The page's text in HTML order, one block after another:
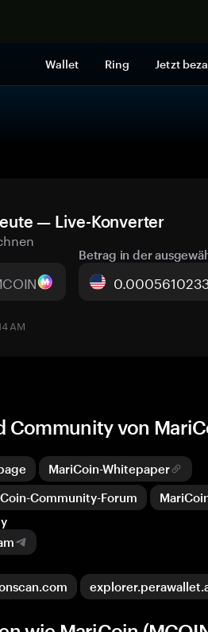
Wallet Ring Jetzt
— Live-Konverter
Betrag in der
AM
Community von
MariCoin-Whitepaper
Community-Forum